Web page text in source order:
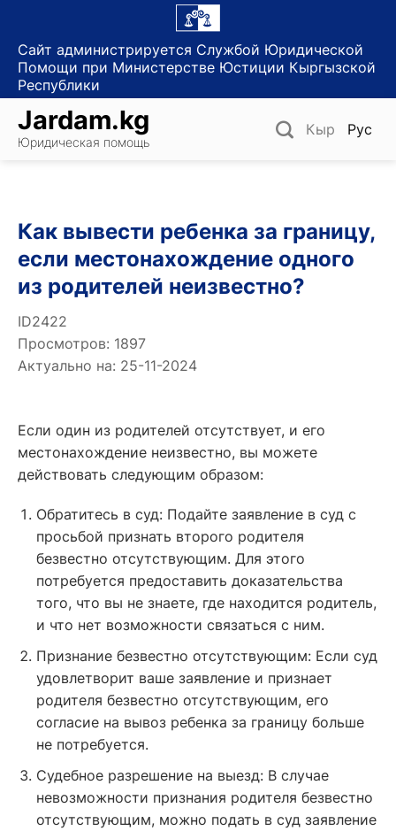
content
Сайт администрируется Службой Юридической
Помощи при Министерстве Юстиции Кыргызской
Республики
Jardam.kg
Юридическая помощь
Кыр Рус
Как вывести ребенка за границу,
если местонахождение одного
из родителей неизвестно?
ID2422
Просмотров: 1897
Актуально на: 25-11-2024
Если один из родителей отсутствует, и его
местонахождение неизвестно, вы можете
действовать следующим образом:
Обратитесь в суд: Подайте заявление в суд с
просьбой признать второго родителя
безвестно отсутствующим. Для этого
потребуется предоставить доказательства
того, что вы не знаете, где находится родитель,
и что нет возможности связаться с ним.
Признание безвестно отсутствующим: Если суд
удовлетворит ваше заявление и признает
родителя безвестно отсутствующим, его
согласие на вывоз ребенка за границу больше
не потребуется.
Судебное разрешение на выезд: В случае
невозможности признания родителя безвестно
отсутствующим, можно подать в суд заявление